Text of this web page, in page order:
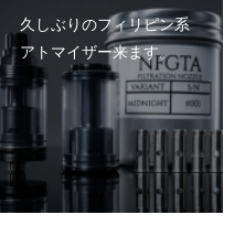
久しぶりのフィリピン系
アトマイザー来ます。